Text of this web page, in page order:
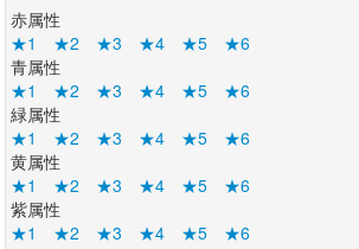
赤属性
★1
★2 ★3 ★4 ★5
★6
青属性
★1
★2 ★3 ★4 ★5
★6
緑属性
★1
★2 ★3 ★4 ★5
★6
黄属性
★1
★2 ★3 ★4 ★5
★6
紫属性
★1
★2 ★3 ★4 ★5
★6